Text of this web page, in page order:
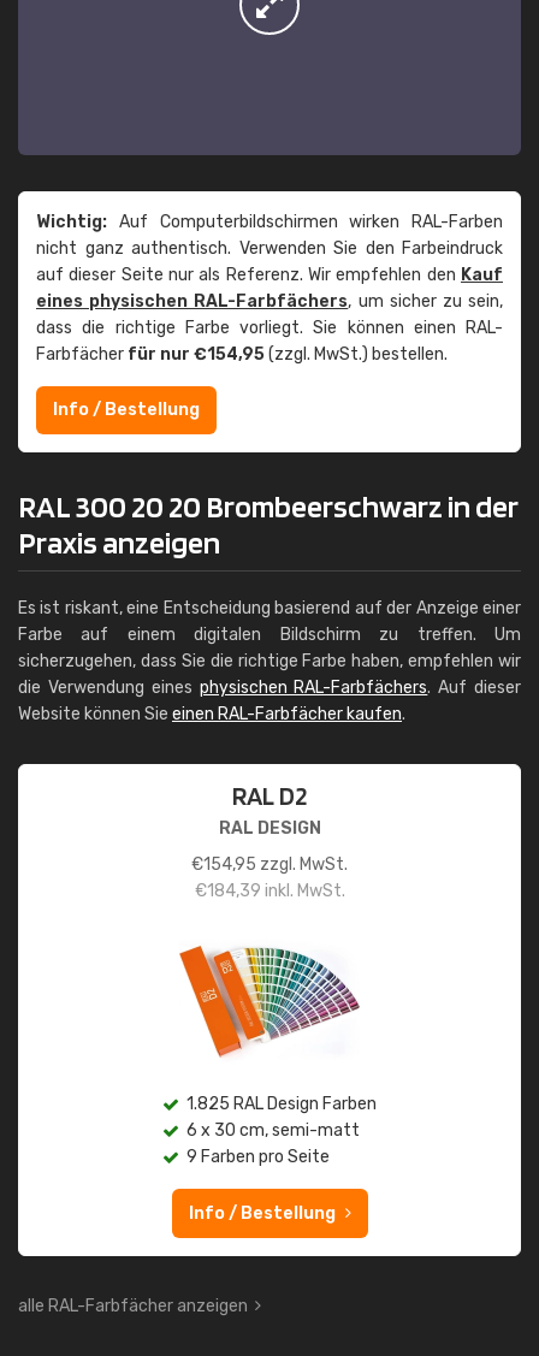
Wichtig: Auf Computerbildschirmen wirken RAL-Farben
nicht ganz authentisch. Verwenden Sie den Farbeindruck
auf dieser Seite nur als Referenz. Wir empfehlen den Kauf
eines physischen RAL-Farbfächers, um sicher zu sein,
dass die richtige Farbe vorliegt. Sie können einen RAL-
Farbfächer für nur €154,95(zzgl. MwSt.) bestellen.
Info / Bestellung
RAL 300 20 20 Brombeerschwarz in der
Praxis anzeigen
Es ist riskant, eine Entscheidung basierend auf der Anzeige einer
Farbe auf einem digitalen Bildschirm zu treffen. Um
sicherzugehen, dass Sie die richtige Farbe haben, empfehlen wir
die Verwendung eines physischen RAL-Farbfächers. Auf dieser
Website können Sie einen RAL-Farbfächer kaufen.
RAL D2
RAL DESIGN
€154,95 zzgl. MwSt.
€184,39 inkl. MwSt.
1.825 RAL Design Farben
6 x 30 cm, semi-matt
9 Farben pro Seite
Info / Bestellung
alle RAL-Farbfächer anzeigen